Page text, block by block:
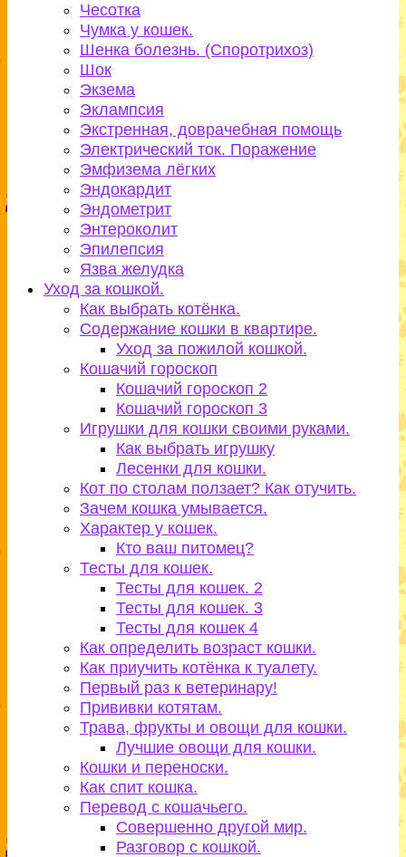
Чесотка
Чумка у кошек.
Шенка болезнь. (Споротрихоз)
Шок
Экзема
Эклампсия
Экстренная, доврачебная помощь
Электрический ток. Поражение
Эмфизема лёгких
Эндокардит
Эндометрит
Энтероколит
Эпилепсия
Язва желудка
Уход за кошкой.
Как выбрать котёнка.
Содержание кошки в квартире.
Уход за пожилой кошкой.
Кошачий гороскоп
Кошачий гороскоп 2
Кошачий гороскоп 3
Игрушки для кошки своими руками.
Как выбрать игрушку
Лесенки для кошки.
Кот по столам ползает? Как отучить.
Зачем кошка умывается.
Характер у кошек.
Кто ваш питомец?
Тесты для кошек.
Тесты для кошек. 2
Тесты для кошек. 3
Тесты для кошек 4
Как определить возраст кошки.
Как приучить котёнка к туалету.
Первый раз к ветеринару!
Прививки котятам.
Трава, фрукты и овощи для кошки.
Лучшие овощи для кошки.
Кошки и переноски.
Как спит кошка.
Перевод с кошачьего.
Совершенно другой мир.
Разговор с кошкой.